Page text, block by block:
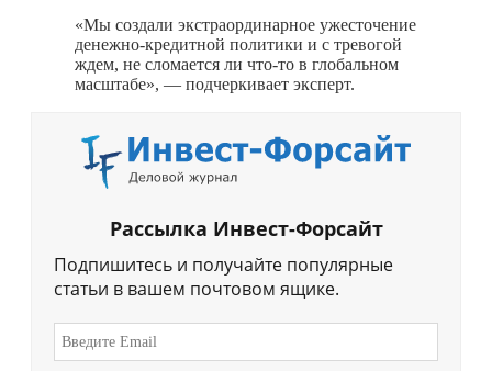
«Мы создали экстраординарное ужесточение
денежно-кредитной политики и с тревогой
ждем, не сломается ли что-то в глобальном
масштабе», — подчеркивает эксперт.
Рассылка Инвест-Форсайт
Подпишитесь и получайте популярные
статьи в вашем почтовом ящике.